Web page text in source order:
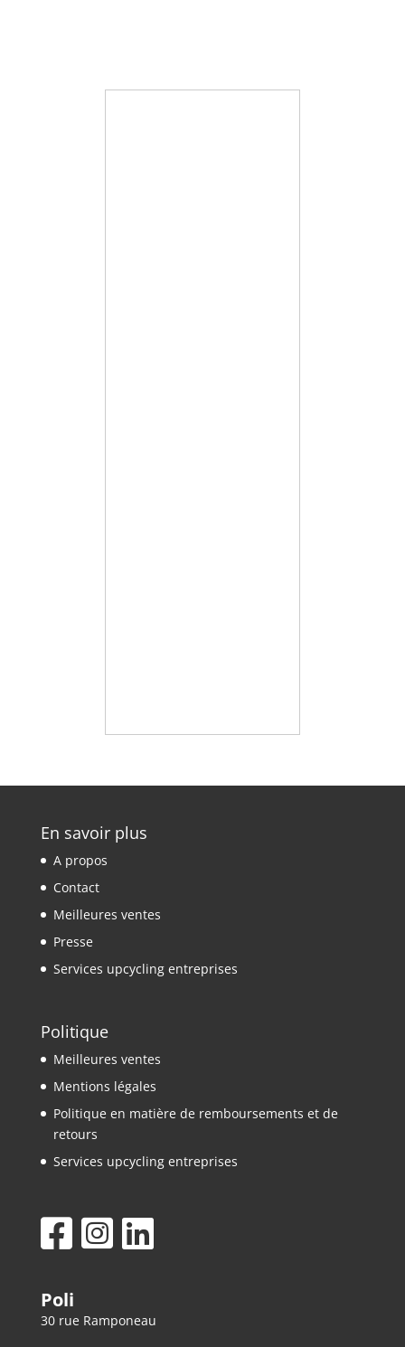
En savoir plus
A propos
Contact
Meilleures ventes
Presse
Services upcycling entreprises
Politique
Meilleures ventes
Mentions légales
Politique en matière de remboursements et de
retours
Services upcycling entreprises
Poli
30 rue Ramponeau